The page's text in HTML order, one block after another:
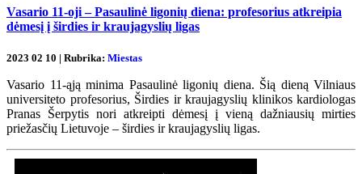
Vasario 11-oji – Pasaulinė ligonių diena: profesorius atkreipia
dėmesį į širdies ir kraujagyslių ligas
2023 02 10 | Rubrika: Miestas
Vasario 11-ąją minima Pasaulinė ligonių diena. Šią dieną Vilniaus
universiteto profesorius, Širdies ir kraujagyslių klinikos kardiologas
Pranas Šerpytis nori atkreipti dėmesį į vieną dažniausių mirties
priežasčių Lietuvoje – širdies ir kraujagyslių ligas.